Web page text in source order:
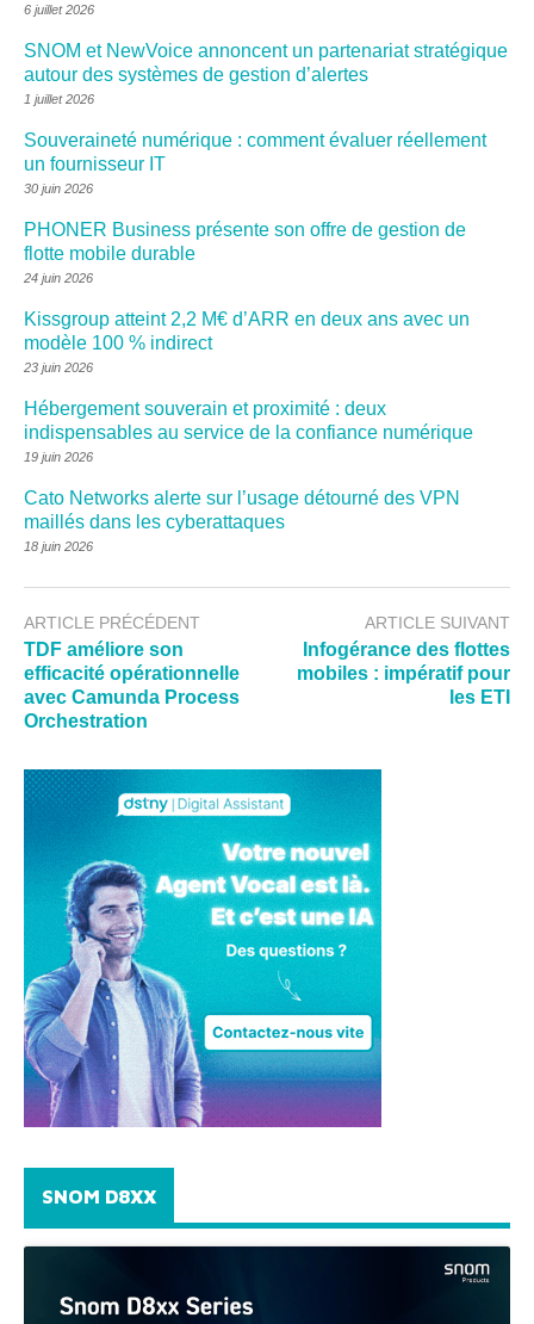
6 juillet 2026
SNOM et NewVoice annoncent un partenariat stratégique
autour des systèmes de gestion d’alertes
1 juillet 2026
Souveraineté numérique : comment évaluer réellement
un fournisseur IT
30 juin 2026
PHONER Business présente son offre de gestion de
flotte mobile durable
24 juin 2026
Kissgroup atteint 2,2 M€ d’ARR en deux ans avec un
modèle 100 % indirect
23 juin 2026
Hébergement souverain et proximité : deux
indispensables au service de la confiance numérique
19 juin 2026
Cato Networks alerte sur l’usage détourné des VPN
maillés dans les cyberattaques
18 juin 2026
ARTICLE PRÉCÉDENT
TDF améliore son
efficacité opérationnelle
avec Camunda Process
Orchestration
ARTICLE SUIVANT
Infogérance des flottes
mobiles : impératif pour
les ETI
SNOM D8XX